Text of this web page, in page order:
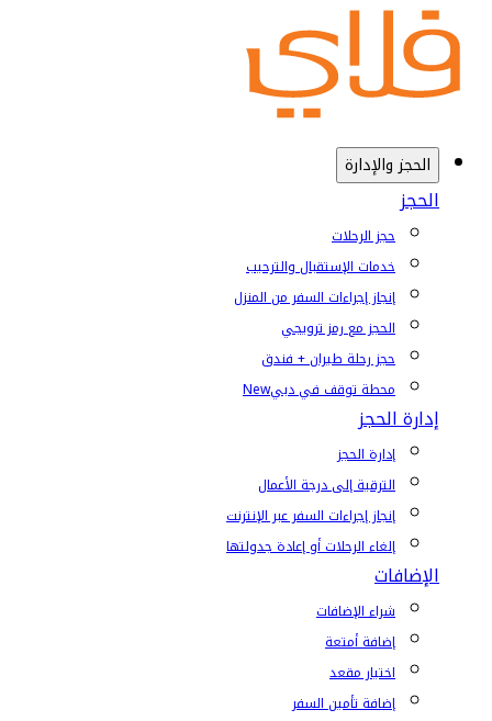
الحجز والإدارة
الحجز
حجز الرحلات
خدمات الإستقبال والترحيب
إنجاز إجراءات السفر من المنزل
الحجز مع رمز ترويجي
حجز رحلة طيران + فندق
محطة توقف في دبيNew
إدارة الحجز
إدارة الحجز
الترقية إلى درجة الأعمال
إنجاز إجراءات السفر عبر الإنترنت
إلغاء الرحلات أو إعادة جدولتها
الإضافات
شراء الإضافات
إضافة أمتعة
اختيار مقعد
إضافة تأمين السفر